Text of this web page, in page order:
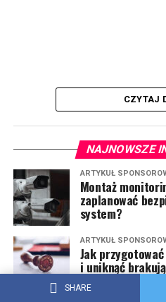
SHARE
CZYTAJ
NAJNOWSZE
ARTYKUŁ
Montaż
zaplanować
system?
ARTYKUŁ
Jak
i uniknąć